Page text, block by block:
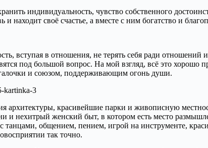
индивидуальность, чувство собственного
находит своё счастье, а вместе с ним богатство и
вступая в отношения, не терять себя ради
под большой вопрос. На мой взгляд, всё это
и союзом, поддерживающим огонь души.
красивейшие парки и живописную
нехитрый женский быт, в котором есть место
танцами, общением, пением, игрой на инструменте,
так точно.